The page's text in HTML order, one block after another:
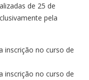
de 25 de
pela
inscrição no curso de
inscrição no curso de